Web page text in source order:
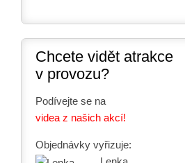
Chcete vidět atrakce
v provozu?
Podívejte se na
videa z našich akcí!
Objednávky vyřizuje: